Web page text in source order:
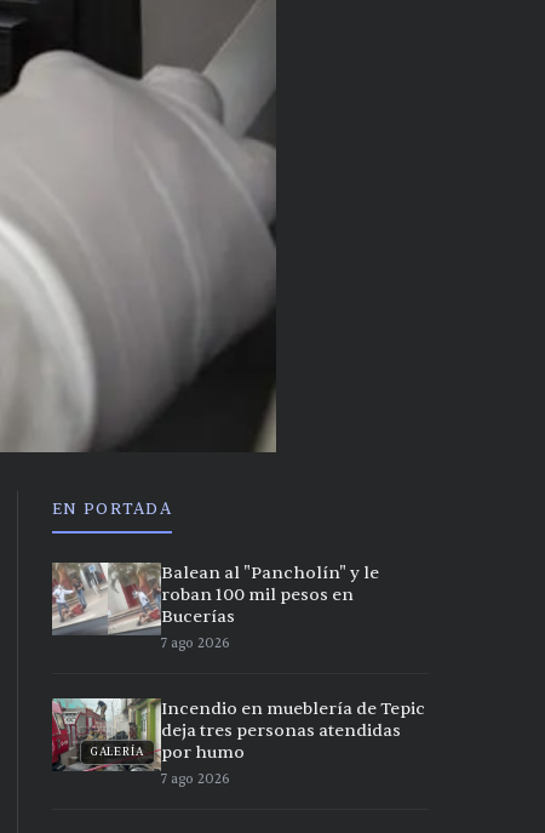
EN PORTADA
Balean al "Pancholín" y le
roban 100 mil pesos en
Bucerías
7 ago 2026
GALERÍA
Incendio en mueblería de Tepic
deja tres personas atendidas
por humo
7 ago 2026